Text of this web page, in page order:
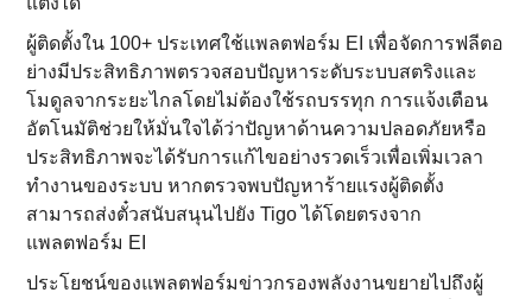
ผู้ติดตั้งใน 100+ ประเทศใช้แพลตฟอร์ม EI เพื่อจัดการฟลีตอ
ย่างมีประสิทธิภาพตรวจสอบปัญหาระดับระบบสตริงและ
โมดูลจากระยะไกลโดยไม่ต้องใช้รถบรรทุก การแจ้งเตือน
อัตโนมัติช่วยให้มั่นใจได้ว่าปัญหาด้านความปลอดภัยหรือ
ประสิทธิภาพจะได้รับการแก้ไขอย่างรวดเร็วเพื่อเพิ่มเวลา
ทํางานของระบบ หากตรวจพบปัญหาร้ายแรงผู้ติดตั้ง
สามารถส่งตั๋วสนับสนุนไปยัง Tigo ได้โดยตรงจาก
แพลตฟอร์ม EI
ประโยชน์ของแพลตฟอร์มข่าวกรองพลังงานขยายไปถึงผู้